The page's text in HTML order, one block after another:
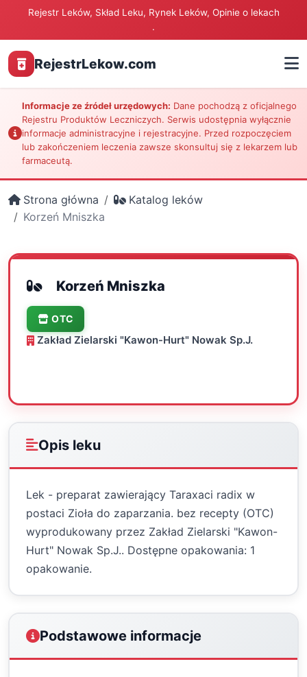
Rejestr Leków, Skład Leku, Rynek Leków, Opinie o lekach
.
RejestrLekow.com
Informacje ze źródeł urzędowych: Dane pochodzą z oficjalnego
Rejestru Produktów Leczniczych. Serwis udostępnia wyłącznie
informacje administracyjne i rejestracyjne. Przed rozpoczęciem
lub zakończeniem leczenia zawsze skonsultuj się z lekarzem lub
farmaceutą.
Strona główna
Katalog leków
Korzeń Mniszka
Korzeń Mniszka
OTC
Zakład Zielarski "Kawon-Hurt" Nowak Sp.J.
Opis leku
Lek - preparat zawierający Taraxaci radix w
postaci Zioła do zaparzania. bez recepty (OTC)
wyprodukowany przez Zakład Zielarski "Kawon-
Hurt" Nowak Sp.J.. Dostępne opakowania: 1
opakowanie.
Podstawowe informacje